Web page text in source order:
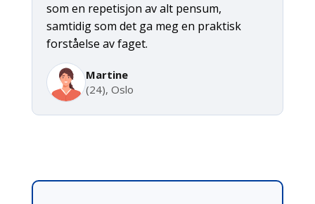
som en repetisjon av alt pensum,
samtidig som det ga meg en praktisk
forståelse av faget.
Martine
(24), Oslo